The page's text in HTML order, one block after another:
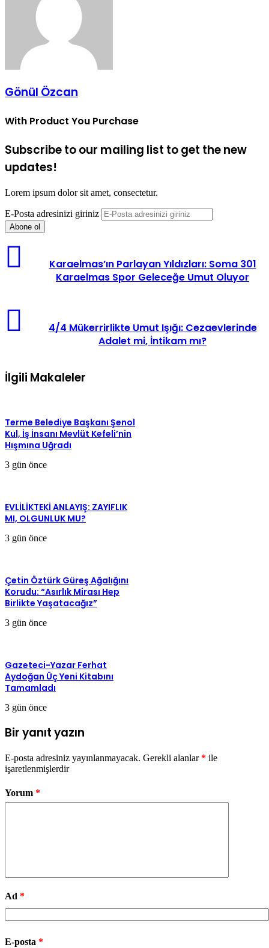
Gönül Özcan
With Product You Purchase
Subscribe to our mailing list to get the new
updates!
Lorem ipsum dolor sit amet, consectetur.
E-Posta adresinizi giriniz
Karaelmas’ın Parlayan Yıldızları: Soma 301
Karaelmas Spor Geleceğe Umut Oluyor
4/4 Mükerrirlikte Umut Işığı: Cezaevlerinde
Adalet mi, İntikam mı?
İlgili Makaleler
Terme Belediye Başkanı Şenol
Kul, İş İnsanı Mevlüt Kefeli’nin
Hışmına Uğradı
3 gün önce
EVLİLİKTEKİ ANLAYIŞ: ZAYIFLIK
MI, OLGUNLUK MU?
3 gün önce
Çetin Öztürk Güreş Ağalığını
Korudu: “Asırlık Mirası Hep
Birlikte Yaşatacağız”
3 gün önce
Gazeteci-Yazar Ferhat
Aydoğan Üç Yeni Kitabını
Tamamladı
3 gün önce
Bir yanıt yazın
E-posta adresiniz yayınlanmayacak. Gerekli alanlar* ile
işaretlenmişlerdir
Yorum *
Ad *
E-posta *